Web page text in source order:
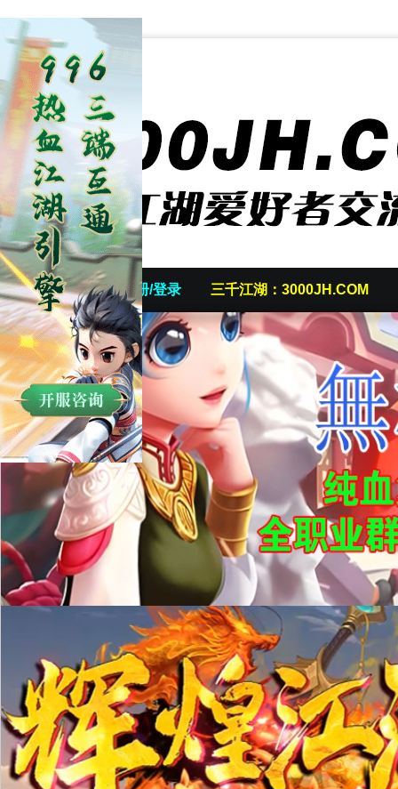
首页 发帖/注册/登录 三千江湖：3000JH.COM